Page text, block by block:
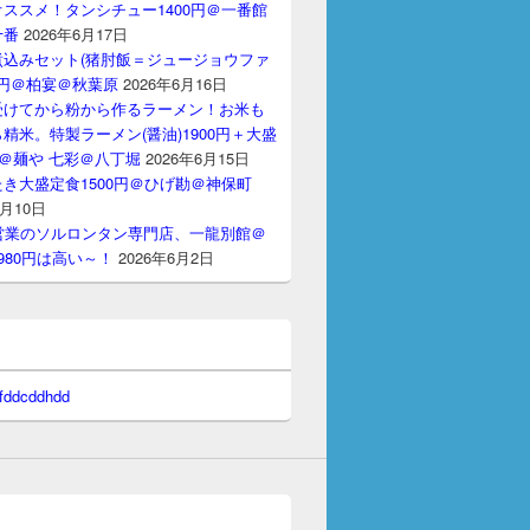
スメ！タンシチュー1400円＠一番館
2026年6月17日
みセット(猪肘飯＝ジュージョウファ
＠柏宴＠秋葉原 2026年6月16日
てから粉から作るラーメン！お米も
米。特製ラーメン(醤油)1900円＋大盛
麺や 七彩＠八丁堀 2026年6月15日
大盛定食1500円＠ひげ勘＠神保町
10日
業のソルロンタン専門店、一龍別館＠
円は高い～！ 2026年6月2日